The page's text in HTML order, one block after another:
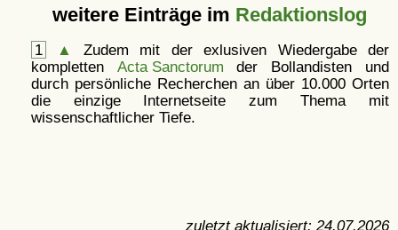
weitere Einträge im Redaktionslog
1 ▲
Zudem mit der exlusiven Wiedergabe der
kompletten Acta Sanctorum der Bollandisten und
durch persönliche Recherchen an über 10.000 Orten
die einzige Internetseite zum Thema mit
wissenschaftlicher Tiefe.
zuletzt aktualisiert: 24.07.2026